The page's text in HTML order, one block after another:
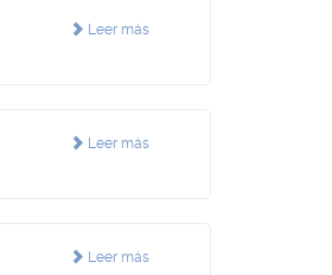
Leer más
Leer más
Leer más